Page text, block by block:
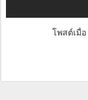
โพสต์เมื่อ